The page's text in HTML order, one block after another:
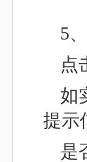
5
点
如
提示
是